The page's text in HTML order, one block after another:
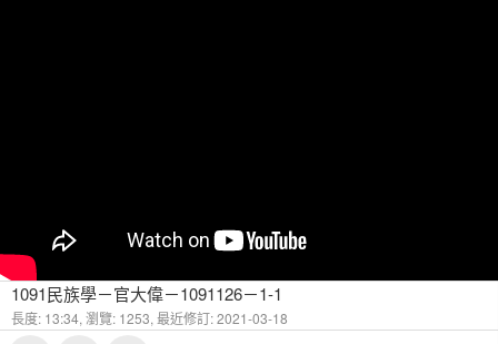
1091民族學－官大偉－1091126－1-1
長度: 13:34, 瀏覽: 1253, 最近修訂: 2021-03-18